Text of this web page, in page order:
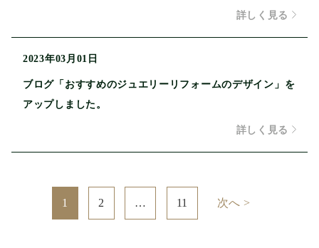
詳しく見る
2023年03月01日
ブログ「おすすめのジュエリーリフォームのデザイン」を
アップしました。
詳しく見る
1 2 … 11 次へ >